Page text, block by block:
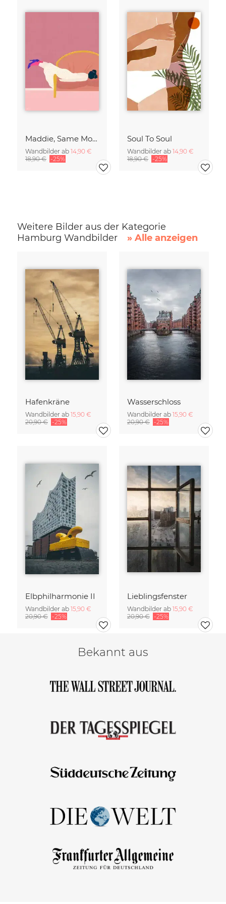
Maddie, Same Mood
Wandbilder ab 14,90 €
18,90 € -25%
Soul To Soul
Wandbilder ab 14,90 €
18,90 € -25%
Weitere Bilder aus der Kategorie
Hamburg Wandbilder
» Alle anzeigen
Hafenkräne
Wandbilder ab 15,90 €
20,90 € -25%
Wasserschloss
Wandbilder ab 15,90 €
20,90 € -25%
Elbphilharmonie II
Wandbilder ab 15,90 €
20,90 € -25%
Lieblingsfenster
Wandbilder ab 15,90 €
20,90 € -25%
Bekannt aus